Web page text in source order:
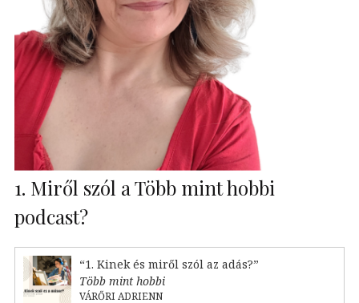
1. Miről szól a Több mint hobbi
podcast?
“1. Kinek és miről szól az adás?”
Több mint hobbi
VÁRŐRI ADRIENN